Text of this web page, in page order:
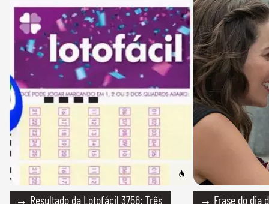
→ Resultado da Lotofácil 3756: Três → Frase do dia